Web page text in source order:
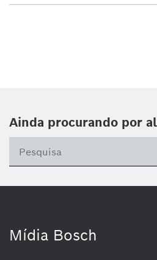
Ainda procurando por
Mídia Bosch